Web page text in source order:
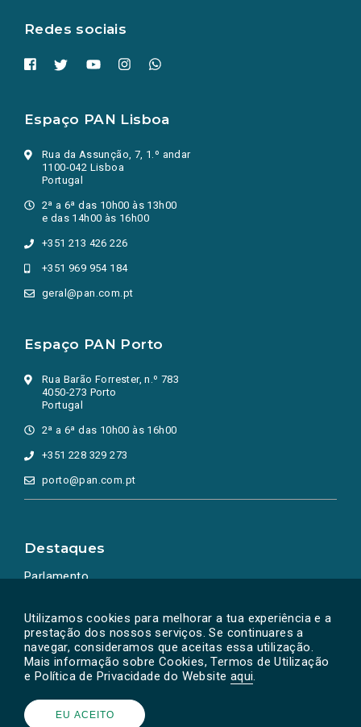
Utilizamos cookies para melhorar a tua experiência e a
prestação dos nossos serviços. Se continuares a
navegar, consideramos que aceitas essa utilização.
Mais informação sobre Cookies, Termos de Utilização
e Política de Privacidade do Website aqui.
EU ACEITO
Redes sociais
Espaço PAN Lisboa
Rua da Assunção, 7, 1.º andar
1100-042 Lisboa
Portugal
2ª a 6ª das 10h00 às 13h00
e das 14h00 às 16h00
+351 213 426 226
+351 969 954 184
geral@pan.com.pt
Espaço PAN Porto
Rua Barão Forrester, n.º 783
4050-273 Porto
Portugal
2ª a 6ª das 10h00 às 16h00
+351 228 329 273
porto@pan.com.pt
Destaques
Parlamento
Powered by © PAN 2026